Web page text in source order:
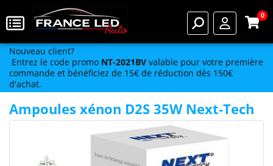
0
Nouveau client?
Entrez le code promo NT-2021BV valable pour votre première
commande et bénéficiez de 15€ de réduction dès 150€
d'achat.
Ampoules xénon D2S 35W Next-Tech